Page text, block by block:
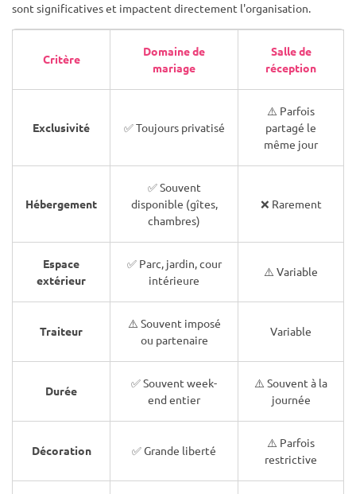
sont significatives et impactent directement l'organisation.
Critère
Domaine de
mariage
Salle de
réception
Exclusivité ✅ Toujours privatisé
⚠️ Parfois
partagé le
même jour
Hébergement
✅ Souvent
disponible (gîtes,
chambres)
❌ Rarement
Espace
extérieur
✅ Parc, jardin, cour
intérieure
⚠️ Variable
Traiteur
⚠️ Souvent imposé
ou partenaire
Variable
Durée
✅ Souvent week-
end entier
⚠️ Souvent à la
journée
Décoration ✅ Grande liberté
⚠️ Parfois
restrictive